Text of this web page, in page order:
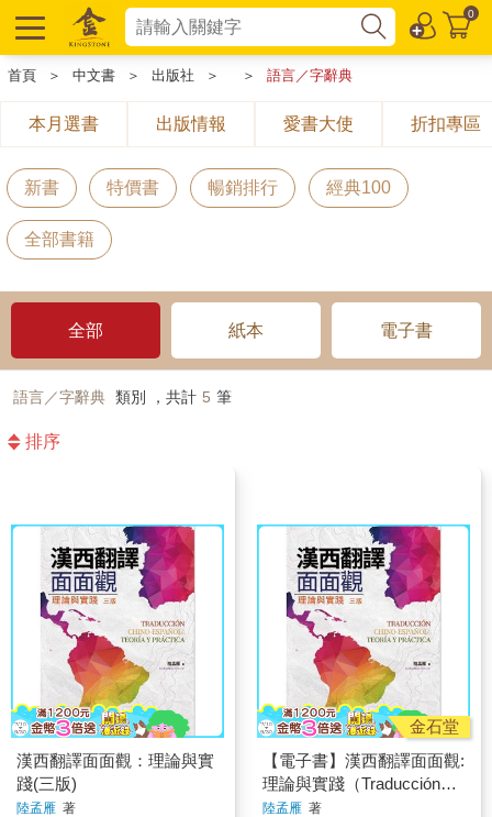
0
首頁 ＞ 中文書 ＞ 出版社 ＞ ＞ 語言／字辭典
本月選書 出版情報 愛書大使 折扣專區
新書 特價書 暢銷排行 經典100
全部書籍
全部 紙本 電子書
語言／字辭典 類別 ，共計 5 筆
排序
漢西翻譯面面觀：理論與實
踐(三版)
陸孟雁 著
金石堂
【電子書】漢西翻譯面面觀:
理論與實踐（Traducción
Chino-Español: teoría y
陸孟雁 著